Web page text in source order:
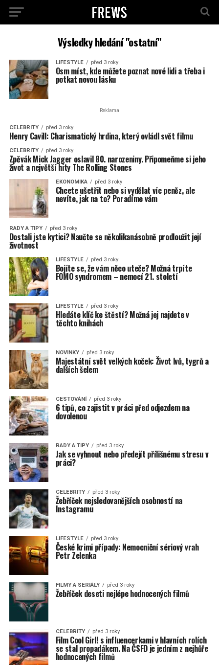
Výsledky hledání "ostatní"
LIFESTYLE před 3 roky
Osm míst, kde můžete poznat nové lidi a třeba i
potkat novou lásku
Reklama
CELEBRITY před 3 roky
Henry Cavill: Charismatický hrdina, který ovládl svět filmu
CELEBRITY před 3 roky
Zpěvák Mick Jagger oslavil 80. narozeniny. Připomeňme si jeho
život a největší hity The Rolling Stones
EKONOMIKA před 3 roky
Chcete ušetřit nebo si vydělat víc peněz, ale
nevíte, jak na to? Poradíme vám
RADY A TIPY před 3 roky
Dostali jste kytici? Naučte se několikanásobně prodloužit její
životnost
LIFESTYLE před 3 roky
Bojíte se, že vám něco uteče? Možná trpíte
FOMO syndromem – nemocí 21. století
LIFESTYLE před 3 roky
Hledáte klíč ke štěstí? Možná jej najdete v
těchto knihách
NOVINKY před 3 roky
Majestátní svět velkých koček: Život lvů, tygrů a
dalších šelem
CESTOVÁNÍ před 3 roky
6 tipů, co zajistit v práci před odjezdem na
dovolenou
RADY A TIPY před 3 roky
Jak se vyhnout nebo předejít přílišnému stresu v
práci?
CELEBRITY před 3 roky
Žebříček nejsledovanějších osobností na
Instagramu
LIFESTYLE před 3 roky
České krimi případy: Nemocniční sériový vrah
Petr Zelenka
FILMY A SERIÁLY před 3 roky
Žebříček deseti nejlépe hodnocených filmů
CELEBRITY před 3 roky
Film Cool Girl! s influencerkami v hlavních rolích
se stal propadákem. Na ČSFD je jedním z nejhůře
hodnocených filmů